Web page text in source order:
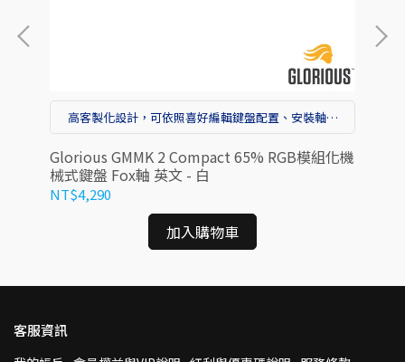
高客製化設計，可依照喜好編輯鍵盤配置、安裝軸體
Glorious GMMK 2 Compact 65% RGB模組化機
械式鍵盤 Fox軸 英文 - 白
NT$4,290
加入購物車
客服資訊